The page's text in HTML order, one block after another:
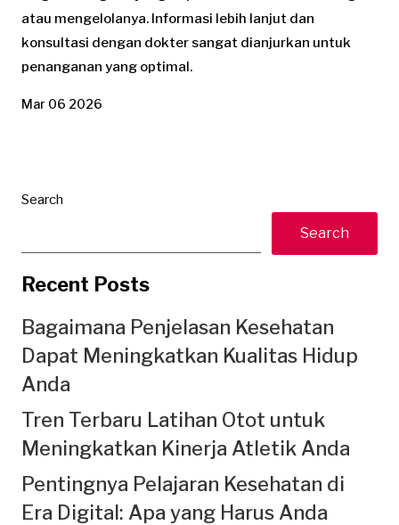
atau mengelolanya. Informasi lebih lanjut dan
konsultasi dengan dokter sangat dianjurkan untuk
penanganan yang optimal.
Mar 06 2026
Search
Search
Recent Posts
Bagaimana Penjelasan Kesehatan
Dapat Meningkatkan Kualitas Hidup
Anda
Tren Terbaru Latihan Otot untuk
Meningkatkan Kinerja Atletik Anda
Pentingnya Pelajaran Kesehatan di
Era Digital: Apa yang Harus Anda